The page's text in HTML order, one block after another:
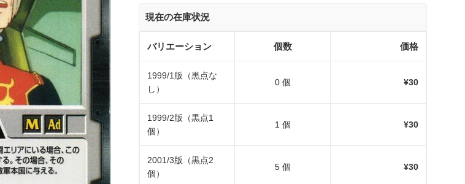
現在の在庫状況
バリエーション 個数 価格
1999/1版（黒点な
し）
0 個 ¥30
1999/2版（黒点1
個）
1 個 ¥30
2001/3版（黒点2
個）
5 個 ¥30